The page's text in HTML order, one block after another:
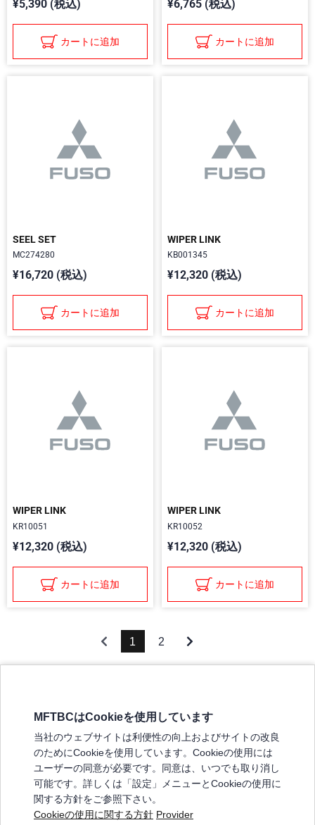
¥5,390 (税込)
カートに追加
¥6,765 (税込)
カートに追加
SEEL SET
MC274280
¥16,720 (税込)
カートに追加
WIPER LINK
KB001345
¥12,320 (税込)
カートに追加
WIPER LINK
KR10051
¥12,320 (税込)
カートに追加
WIPER LINK
KR10052
¥12,320 (税込)
カートに追加
1 2
弊社の製品について
販売店リスト
よくある質問 / お問い合わせ
特定商取引法に基づく表記
MFTBCはCookieを使用しています
当社のウェブサイトは利便性の向上およびサイトの改良
のためにCookieを使用しています。Cookieの使用には
ユーザーの同意が必要です。同意は、いつでも取り消し
可能です。詳しくは「設定」メニューとCookieの使用に
関する方針をご参照下さい。
Cookieの使用に関する方針 Provider